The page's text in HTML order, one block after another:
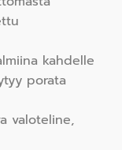
kahdelle
porata
valoteline,